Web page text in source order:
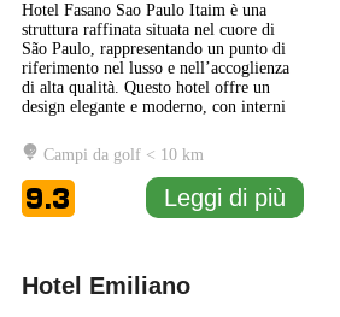
Hotel Fasano Sao Paulo Itaim è una
struttura raffinata situata nel cuore di
São Paulo, rappresentando un punto di
riferimento nel lusso e nell’accoglienza
di alta qualità. Questo hotel offre un
design elegante e moderno, con interni
rispecchiano l'estetica sofisticata della
città. Gli ambienti comuni sono
caratterizzati da opere d'arte
contemporanee, mentre le camere
...
Leggi di più
Campi da golf < 10 km
9.3 Leggi di più
Hotel Emiliano